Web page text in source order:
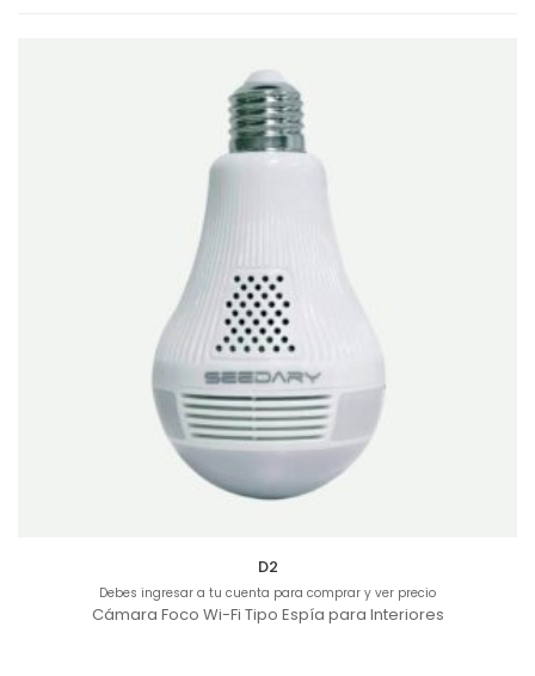
D2
Debes ingresar a tu cuenta para comprar y ver precio
Cámara Foco Wi-Fi Tipo Espía para Interiores